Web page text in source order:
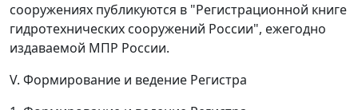
сооружениях публикуются в "Регистрационной книге
гидротехнических сооружений России", ежегодно
издаваемой МПР России.
V. Формирование и ведение Регистра